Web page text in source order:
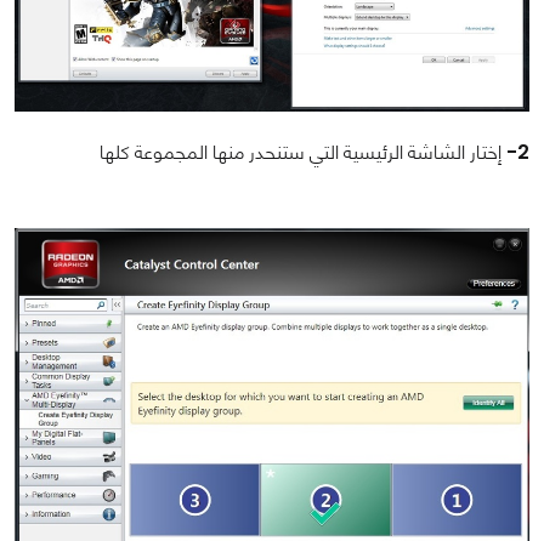
2- إختار الشاشة الرئيسية التي ستنحدر منها المجموعة كلها